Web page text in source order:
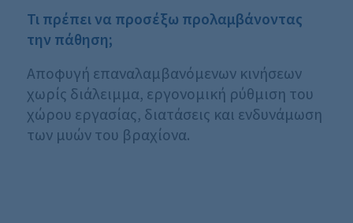
Τι πρέπει να προσέξω προλαμβάνοντας
την πάθηση;
Αποφυγή επαναλαμβανόμενων κινήσεων
χωρίς διάλειμμα, εργονομική ρύθμιση του
χώρου εργασίας, διατάσεις και ενδυνάμωση
των μυών του βραχίονα.